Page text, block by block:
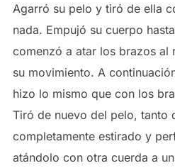
Agarró su pelo y tiró de ella
nada. Empujó su cuerpo
comenzó a atar los brazos al
su movimiento. A
hizo lo mismo que con los
Tiró de nuevo del pelo, tanto
completamente estirado y
atándolo con otra cuerda a